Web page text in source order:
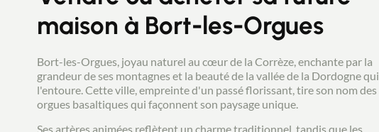
maison à Bort-les-Orgues
Bort-les-Orgues, joyau naturel au cœur de la Corrèze, enchante par la
grandeur de ses montagnes et la beauté de la vallée de la Dordogne qui
l'entoure. Cette ville, empreinte d'un passé florissant, tire son nom des
orgues basaltiques qui façonnent son paysage unique.
Ses artères animées reflètent un charme traditionnel, tandis que les